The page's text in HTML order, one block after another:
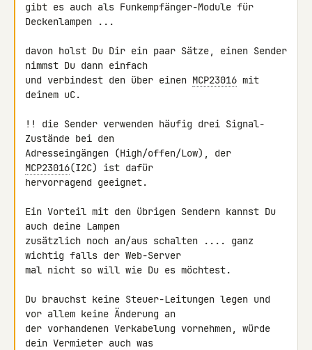
gibt es auch als Funkempfänger-Module für
Deckenlampen ...
davon holst Du Dir ein paar Sätze, einen Sender
nimmst Du dann einfach
und verbindest den über einen MCP23016 mit
deinem uC.
!! die Sender verwenden häufig drei Signal-
Zustände bei den
MCP23016(I2C) ist dafür
hervorragend geeignet.
Ein Vorteil mit den übrigen Sendern kannst Du
auch deine Lampen
zusätzlich noch an/aus schalten .... ganz
wichtig falls der Web-Server
mal nicht so will wie Du es möchtest.
Du brauchst keine Steuer-Leitungen legen und
vor allem keine Änderung an
der vorhandenen Verkabelung vornehmen, würde
dein Vermieter auch was